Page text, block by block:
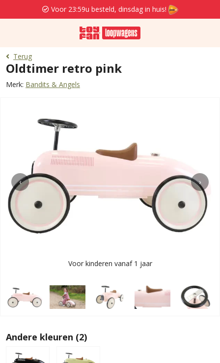
Voor 23:59u besteld, dinsdag in huis!
Terug
Oldtimer retro pink
Merk: Bandits & Angels
‹ ›
Voor kinderen vanaf 1 jaar
Andere kleuren (2)